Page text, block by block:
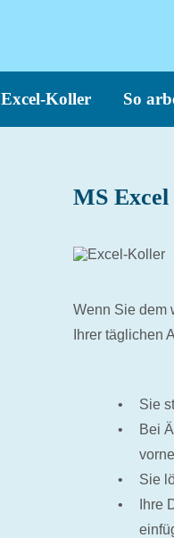
Excel-Koller So
MS
Wenn Sie dem
Ihrer täglichen
Sie
Bei
Sie
Ihre